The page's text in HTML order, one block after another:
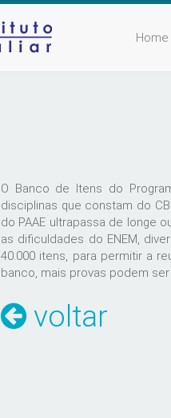
Home
O Banco de Itens do
disciplinas que constam do
do PAAE ultrapassa de longe
as dificuldades do ENEM,
40.000 itens, para permitir a
banco, mais provas podem
voltar